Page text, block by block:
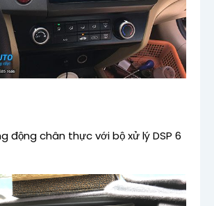
động chân thực với bộ xử lý DSP 6